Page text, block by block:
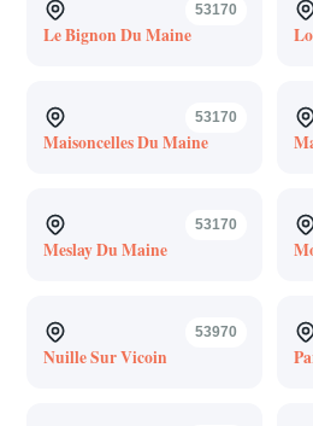
53170
Le Bignon Du Maine
53170
Maisoncelles Du Maine
53170
Meslay Du Maine
53970
Nuille Sur Vicoin